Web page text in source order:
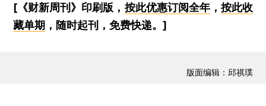
[《财新周刊》印刷版， 按此优惠订阅全年， 按此收
藏单期 ，随时起刊，免费快递。]
版面编辑：邱祺璞